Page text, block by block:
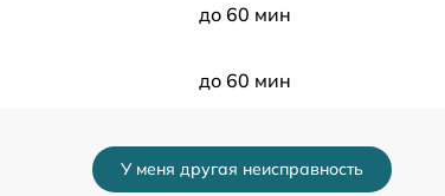
до 60 мин
до 60 мин
до 70 мин
У меня другая неисправность